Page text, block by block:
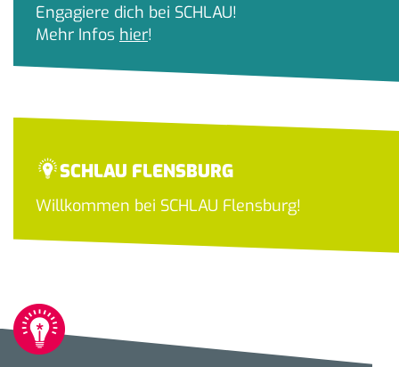
Engagiere dich bei SCHLAU!
Mehr Infos hier!
SCHLAU FLENSBURG
Willkommen bei SCHLAU Flensburg!